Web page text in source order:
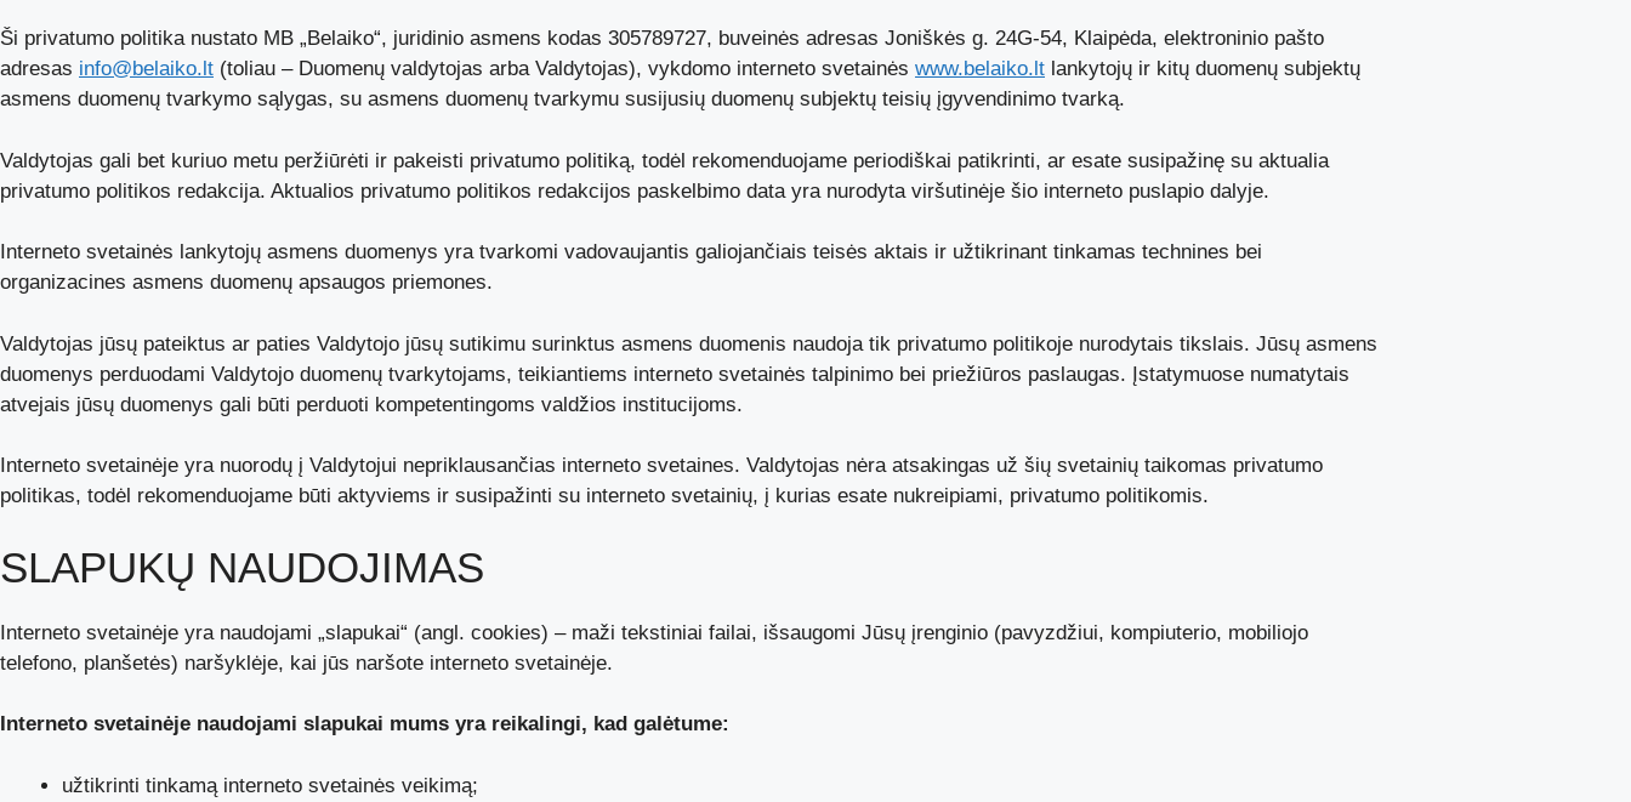
Ši privatumo politika nustato MB „Belaiko“, juridinio asmens kodas 305789727, buveinės adresas Joniškės g. 24G-54, Klaipėda, elektroninio pašto
adresas info@belaiko.lt (toliau – Duomenų valdytojas arba Valdytojas), vykdomo interneto svetainės www.belaiko.lt lankytojų ir kitų duomenų subjektų
asmens duomenų tvarkymo sąlygas, su asmens duomenų tvarkymu susijusių duomenų subjektų teisių įgyvendinimo tvarką.
Valdytojas gali bet kuriuo metu peržiūrėti ir pakeisti privatumo politiką, todėl rekomenduojame periodiškai patikrinti, ar esate susipažinę su aktualia
privatumo politikos redakcija. Aktualios privatumo politikos redakcijos paskelbimo data yra nurodyta viršutinėje šio interneto puslapio dalyje.
Interneto svetainės lankytojų asmens duomenys yra tvarkomi vadovaujantis galiojančiais teisės aktais ir užtikrinant tinkamas technines bei
organizacines asmens duomenų apsaugos priemones.
Valdytojas jūsų pateiktus ar paties Valdytojo jūsų sutikimu surinktus asmens duomenis naudoja tik privatumo politikoje nurodytais tikslais. Jūsų asmens
duomenys perduodami Valdytojo duomenų tvarkytojams, teikiantiems interneto svetainės talpinimo bei priežiūros paslaugas. Įstatymuose numatytais
atvejais jūsų duomenys gali būti perduoti kompetentingoms valdžios institucijoms.
Interneto svetainėje yra nuorodų į Valdytojui nepriklausančias interneto svetaines. Valdytojas nėra atsakingas už šių svetainių taikomas privatumo
politikas, todėl rekomenduojame būti aktyviems ir susipažinti su interneto svetainių, į kurias esate nukreipiami, privatumo politikomis.
SLAPUKŲ NAUDOJIMAS
Interneto svetainėje yra naudojami „slapukai“ (angl. cookies) – maži tekstiniai failai, išsaugomi Jūsų įrenginio (pavyzdžiui, kompiuterio, mobiliojo
telefono, planšetės) naršyklėje, kai jūs naršote interneto svetainėje.
Interneto svetainėje naudojami slapukai mums yra reikalingi, kad galėtume:
užtikrinti tinkamą interneto svetainės veikimą;